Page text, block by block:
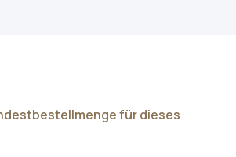
für dieses